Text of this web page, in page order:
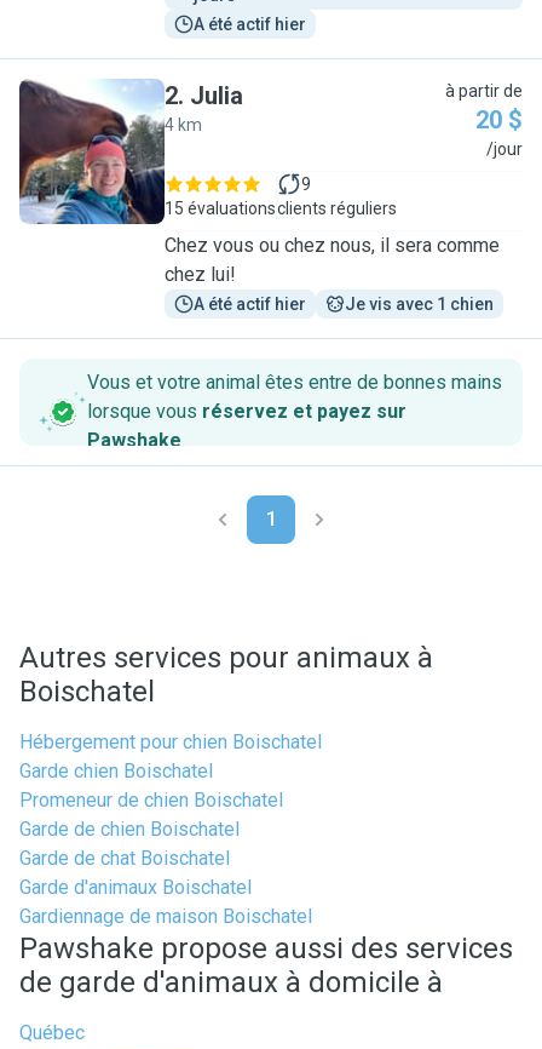
A été actif hier
J
2. Julia
4 km
à partir de
20 $
/jour
15 évaluations
9
clients réguliers
Chez vous ou chez nous, il sera comme
chez lui!
A été actif hier Je vis avec 1 chien
Vous et votre animal êtes entre de bonnes mains
lorsque vous réservez et payez sur
Pawshake.
1
Autres services pour animaux à
Boischatel
Hébergement pour chien Boischatel
Garde chien Boischatel
Promeneur de chien Boischatel
Garde de chien Boischatel
Garde de chat Boischatel
Garde d'animaux Boischatel
Gardiennage de maison Boischatel
Pawshake propose aussi des services
de garde d'animaux à domicile à
Québec